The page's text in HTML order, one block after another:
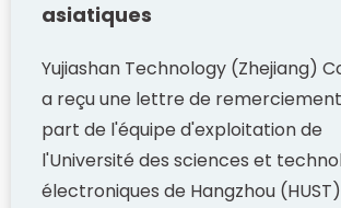
asiatiques
Yujiashan Technology (Zhejiang)
a reçu une lettre de
part de l'équipe d'exploitation de
l'Université des sciences et
électroniques de Hangzhou (HUST)